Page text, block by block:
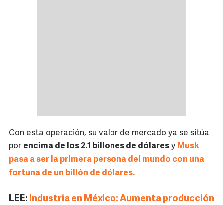
Con esta operación, su valor de mercado ya se sitúa
por encima de los 2.1 billones de dólares y Musk
pasa a ser la primera persona del mundo con una
fortuna de un billón de dólares.
LEE: Industria en México: Aumenta producción